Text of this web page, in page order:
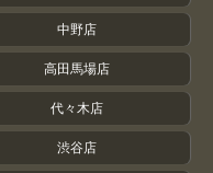
中野店
高田馬場店
代々木店
渋谷店